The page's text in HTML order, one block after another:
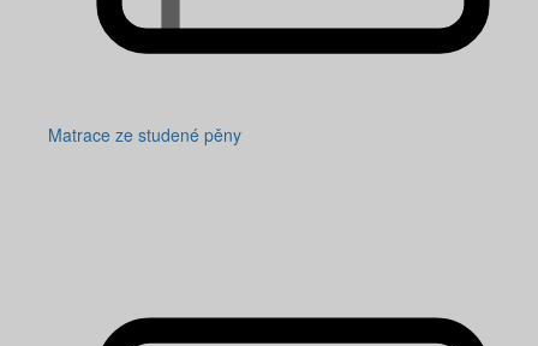
Matrace ze studené pěny